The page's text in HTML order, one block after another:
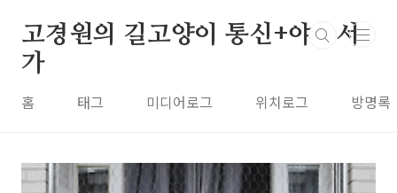
고경원의 길고양이 통신+야옹서
가
홈 태그 미디어로그 위치로그 방명록